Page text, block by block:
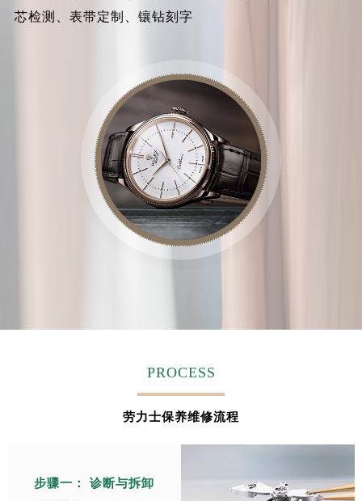
芯检测、表带定制、镶钻刻字
PROCESS
劳力士保养维修流程
步骤一： 诊断与拆卸